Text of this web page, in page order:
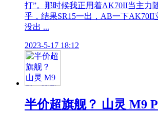
打”。那时候我正用着AK70II当主力
乎，结果SR15一出，AB一下AK70II
没出 ...
2023-5-17 18:12
半价超旗舰？ 山灵 M9